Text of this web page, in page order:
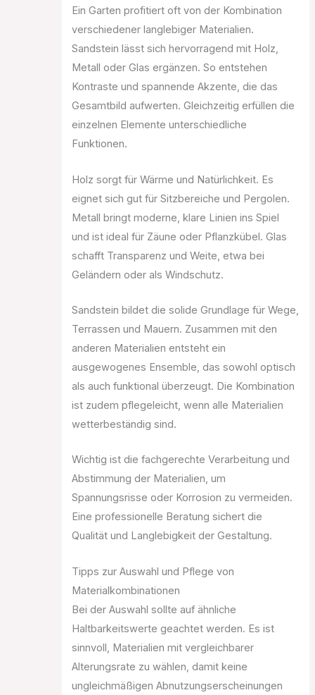
Ein Garten profitiert oft von der Kombination
verschiedener langlebiger Materialien.
Sandstein lässt sich hervorragend mit Holz,
Metall oder Glas ergänzen. So entstehen
Kontraste und spannende Akzente, die das
Gesamtbild aufwerten. Gleichzeitig erfüllen die
einzelnen Elemente unterschiedliche
Funktionen.
Holz sorgt für Wärme und Natürlichkeit. Es
eignet sich gut für Sitzbereiche und Pergolen.
Metall bringt moderne, klare Linien ins Spiel
und ist ideal für Zäune oder Pflanzkübel. Glas
schafft Transparenz und Weite, etwa bei
Geländern oder als Windschutz.
Sandstein bildet die solide Grundlage für Wege,
Terrassen und Mauern. Zusammen mit den
anderen Materialien entsteht ein
ausgewogenes Ensemble, das sowohl optisch
als auch funktional überzeugt. Die Kombination
ist zudem pflegeleicht, wenn alle Materialien
wetterbeständig sind.
Wichtig ist die fachgerechte Verarbeitung und
Abstimmung der Materialien, um
Spannungsrisse oder Korrosion zu vermeiden.
Eine professionelle Beratung sichert die
Qualität und Langlebigkeit der Gestaltung.
Tipps zur Auswahl und Pflege von
Materialkombinationen
Bei der Auswahl sollte auf ähnliche
Haltbarkeitswerte geachtet werden. Es ist
sinnvoll, Materialien mit vergleichbarer
Alterungsrate zu wählen, damit keine
ungleichmäßigen Abnutzungserscheinungen